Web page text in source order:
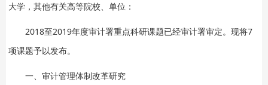
大学，其他有关高等院校、单位：
2018至2019年度审计署重点科研课题已经审计署审定。现将7
项课题予以发布。
一、审计管理体制改革研究